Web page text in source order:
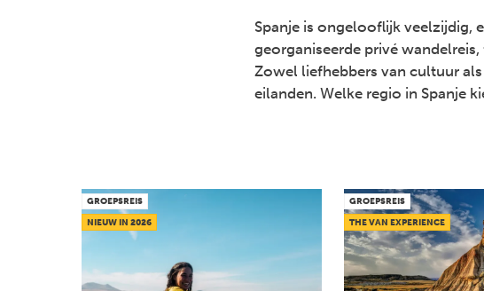
Spanje is ongelooflijk veelzijdig,
georganiseerde privé
Zowel liefhebbers van cultuur
eilanden. Welke regio in Spanje
GROEPSREIS
NIEUW IN 2026
GROEPSREIS
THE VAN EXPERIENCE